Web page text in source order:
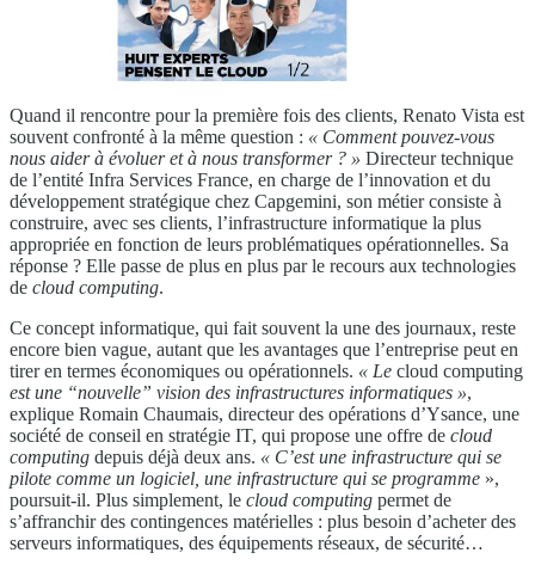
Quand il rencontre pour la première fois des clients, Renato Vista est
souvent confronté à la même question : « Comment pouvez-vous
nous aider à évoluer et à nous transformer ? » Directeur technique
de l’entité Infra Services France, en charge de l’innovation et du
développement stratégique chez Capgemini, son métier consiste à
construire, avec ses clients, l’infrastructure informatique la plus
appropriée en fonction de leurs problématiques opérationnelles. Sa
réponse ? Elle passe de plus en plus par le recours aux technologies
de cloud computing.
Ce concept informatique, qui fait souvent la une des journaux, reste
encore bien vague, autant que les avantages que l’entreprise peut en
tirer en termes économiques ou opérationnels. « Le cloud computing
est une “nouvelle” vision des infrastructures informatiques »,
explique Romain Chaumais, directeur des opérations d’Ysance, une
société de conseil en stratégie IT, qui propose une offre de cloud
computing depuis déjà deux ans. « C’est une infrastructure qui se
pilote comme un logiciel, une infrastructure qui se programme »,
poursuit-il. Plus simplement, le cloud computing permet de
s’affranchir des contingences matérielles : plus besoin d’acheter des
serveurs informatiques, des équipements réseaux, de sécurité…